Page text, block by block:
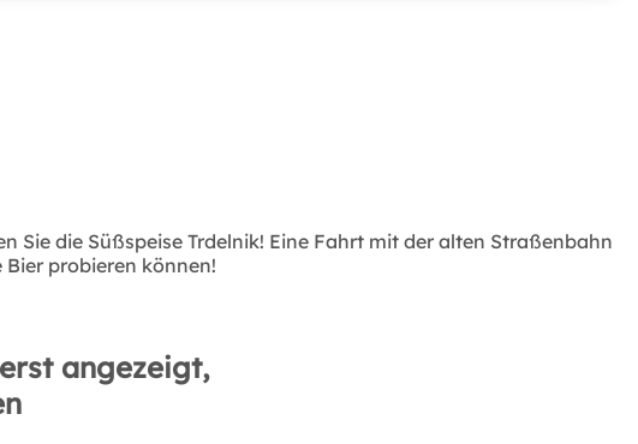
die Süßspeise Trdelnik! Eine Fahrt mit der alten Straßenbahn
probieren können!
angezeigt,